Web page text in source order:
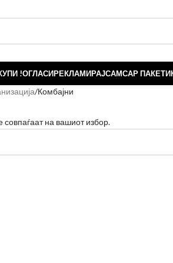
!ОГЛАСИРЕКЛАМИРАЈСАМСАР ПАКЕТИ
Комбајни
совпаѓаат на вашиот избор.